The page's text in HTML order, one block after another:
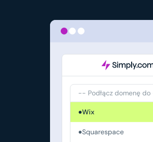
-- Podłącz domenę
Wix
Squarespace